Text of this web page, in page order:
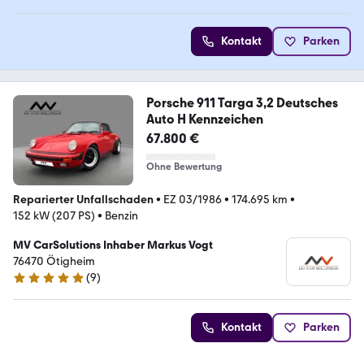
Kontakt Parken
Porsche 911 Targa 3,2 Deutsches
Auto H Kennzeichen
67.800 €
Ohne Bewertung
Reparierter Unfallschaden• EZ 03/1986• 174.695 km •
152 kW (207 PS) • Benzin
MV CarSolutions Inhaber Markus Vogt
76470 Ötigheim
5 Sterne
(9)
Kontakt Parken